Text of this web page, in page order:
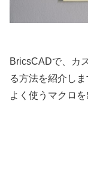
BricsCADで、カ
る方法を紹介しま
よく使うマクロ